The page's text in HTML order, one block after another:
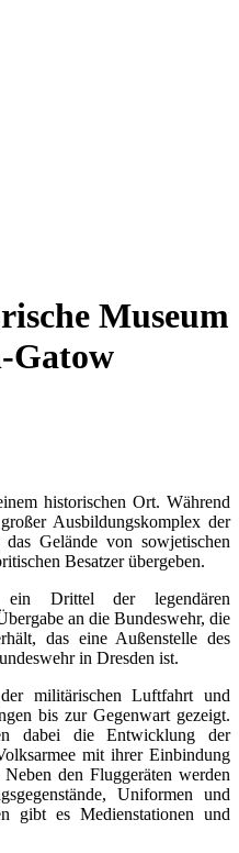
Museum
Gatow
historischen Ort. Während
Ausbildungskomplex der
Gelände von sowjetischen
Besatzer übergeben.
Drittel der legendären
an die Bundeswehr, die
das eine Außenstelle des
in Dresden ist.
militärischen Luftfahrt und
bis zur Gegenwart gezeigt.
dabei die Entwicklung der
mit ihrer Einbindung
den Fluggeräten werden
Uniformen und
gibt es Medienstationen und